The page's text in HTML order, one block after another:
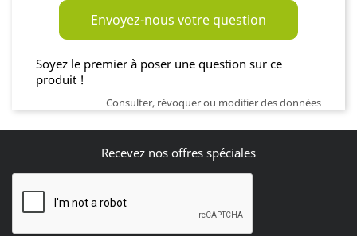
Envoyez-nous votre question
Soyez le premier à poser une question sur ce
produit !
Consulter, révoquer ou modifier des données
Recevez nos offres spéciales